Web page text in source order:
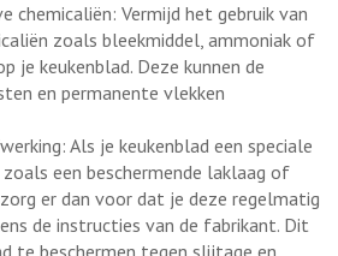
chemicaliën: Vermijd het gebruik van
zoals bleekmiddel, ammoniak of
je keukenblad. Deze kunnen de
en permanente vlekken
Als je keukenblad een speciale
een beschermende laklaag of
er dan voor dat je deze regelmatig
de instructies van de fabrikant. Dit
te beschermen tegen slijtage en